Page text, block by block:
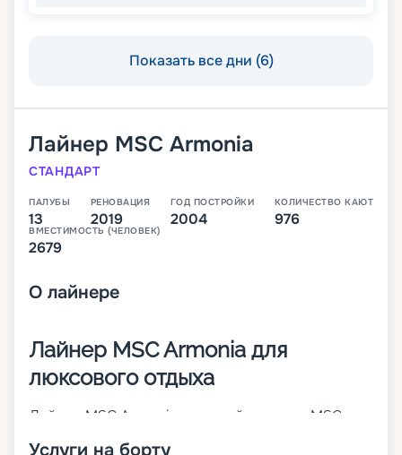
Показать все дни (6)
Лайнер MSC Armonia
СТАНДАРТ
ПАЛУБЫ
13
РЕНОВАЦИЯ
2019
ГОД ПОСТРОЙКИ
2004
КОЛИЧЕСТВО КАЮТ
976
ВМЕСТИМОСТЬ (ЧЕЛОВЕК)
2679
О лайнере
Лайнер MSC Armonia для
люксового отдыха
Лайнер MSC Armonia – первый в классе MSC
Услуги на борту